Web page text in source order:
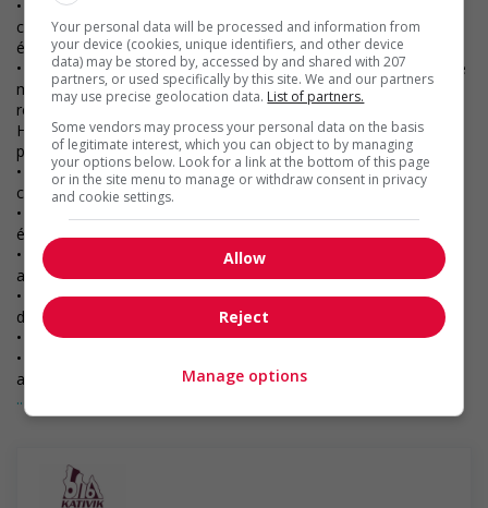
• Être titulaire d’un diplôme universitaire dans un domaine
connexe (une expérience de travail pertinente sera
également prise en compte);
• Compter au moins cinq (5) ans d’expérience pertinente et être
membre en règle d’une organisation professionnelle
reconnue dans le domaine des ressources humaines (CHRP,
HRPA, CRIA, CRHA) (l’expérience professionnelle
pertinente sera également prise en compte);
• Une expérience dans un milieu municipal ou syndiqué sera
considérée comme un atout;
• Capacité à travailler sur plusieurs projets et à respecter des
échéanciers serrés;
• Compétences interpersonnelles et de communication
avérées, tant à l’oral qu’à l’écrit;
• Solides compétences en matière de planification,
d’organisation et de résolution de conflits;
• Connaissance pratique de la suite Office de Microsoft;
• Être en mesure de communiquer oralement et par écrit dans
au moins deux (2) des langues suivantes : anglais,
français ou inuktitut;
• Déplacements fréquents vers le sud pour participer à des
des entrevues en personne.
... Lire la suite
Your personal data will be processed and information from
your device (cookies, unique identifiers, and other device
data) may be stored by, accessed by and shared with 207
partners, or used specifically by this site. We and our partners
may use precise geolocation data. List of partners.
Some vendors may process your personal data on the basis
of legitimate interest, which you can object to by managing
your options below. Look for a link at the bottom of this page
or in the site menu to manage or withdraw consent in privacy
and cookie settings.
Allow
Reject
Manage options